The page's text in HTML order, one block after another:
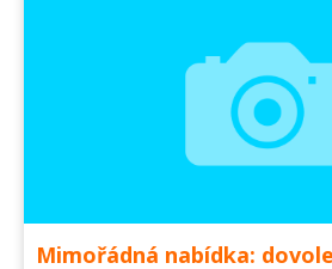
Mimořádná nabídka: